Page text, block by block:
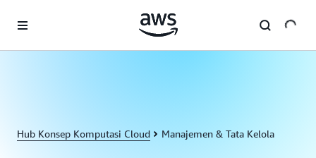
Hub Konsep Komputasi Cloud Manajemen & Tata Kelola